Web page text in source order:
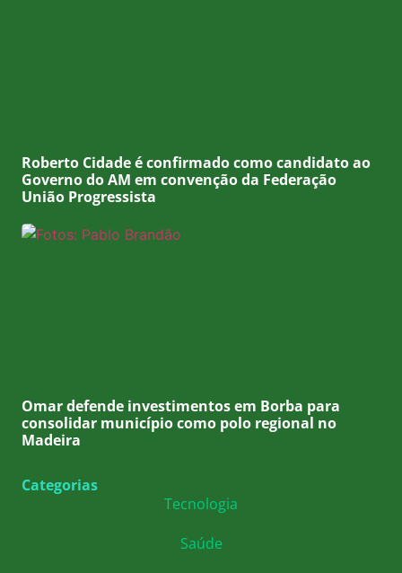
Roberto Cidade é confirmado como candidato ao
Governo do AM em convenção da Federação
União Progressista
Omar defende investimentos em Borba para
consolidar município como polo regional no
Madeira
Categorias
Tecnologia
Saúde